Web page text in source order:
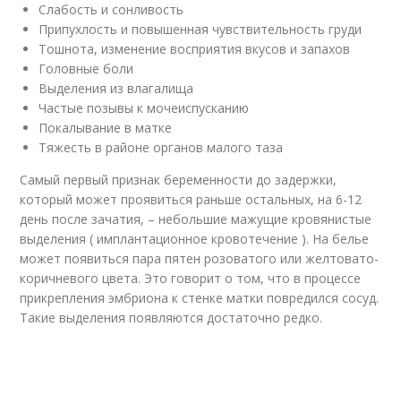
Слабость и сонливость
Припухлость и повышенная чувствительность груди
Тошнота, изменение восприятия вкусов и запахов
Головные боли
Выделения из влагалища
Частые позывы к мочеиспусканию
Покалывание в матке
Тяжесть в районе органов малого таза
Самый первый признак беременности до задержки,
который может проявиться раньше остальных, на 6-12
день после зачатия, – небольшие мажущие кровянистые
выделения ( имплантационное кровотечение ). На белье
может появиться пара пятен розоватого или желтовато-
коричневого цвета. Это говорит о том, что в процессе
прикрепления эмбриона к стенке матки повредился сосуд.
Такие выделения появляются достаточно редко.